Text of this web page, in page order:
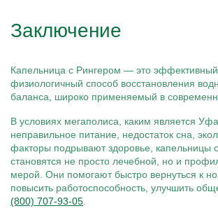
Заключение
Капельница с Рингером — это
физиологичный способ восстановления
баланса, широко применяемый в
В условиях мегаполиса, каким является
неправильное питание, недостаток сна,
факторы подрывают здоровье, капельницы
становятся не просто лечебной, но и
мерой. Они помогают быстро вернуться к
повысить работоспособность, улучшить
(800) 707-93-05